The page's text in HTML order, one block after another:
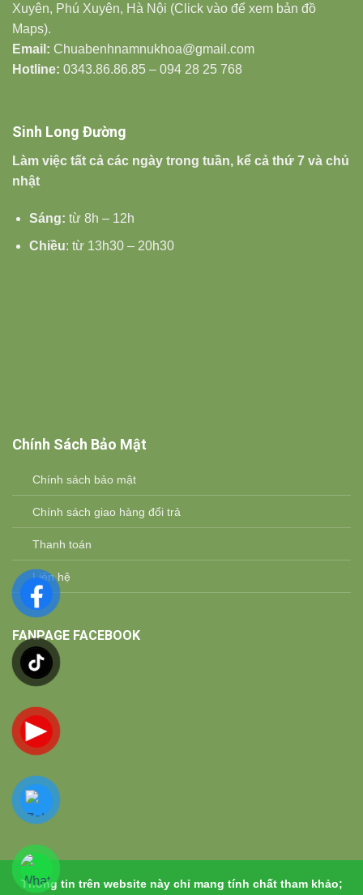
Xuyên, Phú Xuyên, Hà Nội (Click vào để xem bản đồ
Maps).
Email: Chuabenhnamnukhoa@gmail.com
Hotline: 0343.86.86.85 – 094 28 25 768
Sinh Long Đường
Làm việc tất cả các ngày trong tuần, kể cả thứ 7 và chủ
nhật
Sáng: từ 8h – 12h
Chiều: từ 13h30 – 20h30
Chính Sách Bảo Mật
Chính sách bảo mật
Chính sách giao hàng đổi trả
Thanh toán
Liên hệ
FANPAGE FACEBOOK
Thông tin trên website này chỉ mang tính chất tham khảo;